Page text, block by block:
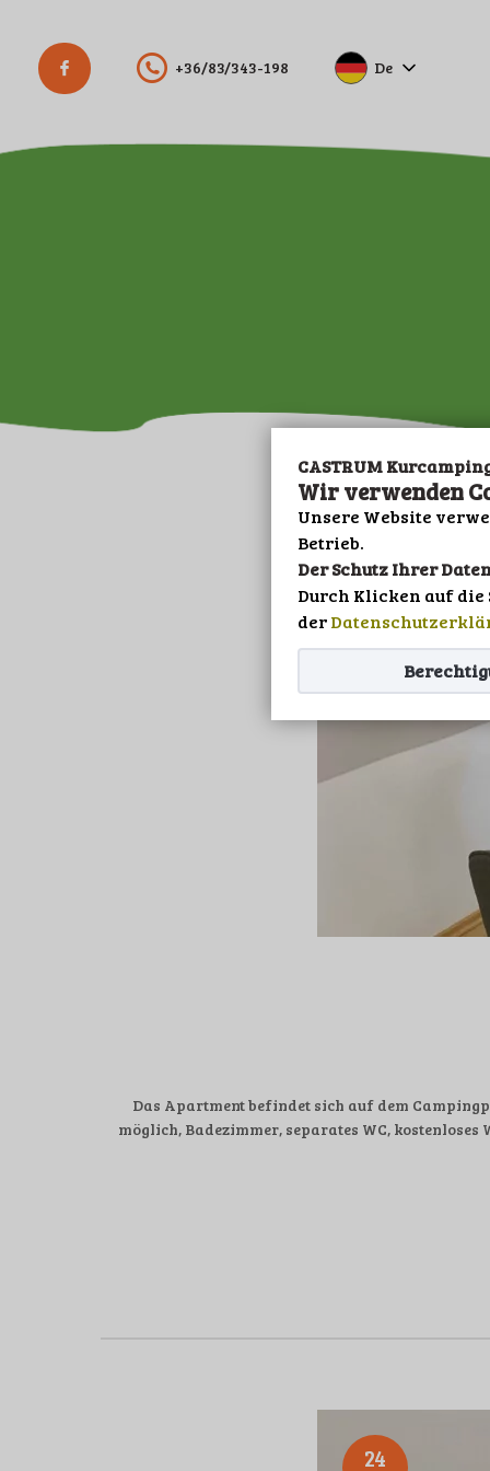
CASTRUM
Wir verwenden
Unsere Website
Betrieb.
Der Schutz Ihrer
Durch Klicken auf die
der
+36/83/343-198
De
19
Das Apartment befindet sich auf dem
möglich, Badezimmer, separates WC,
24